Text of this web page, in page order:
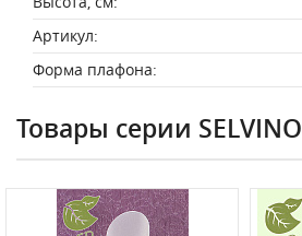
Артикул:
Форма плафона:
Товары серии SELVINO